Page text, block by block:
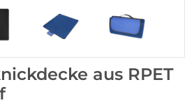
aus RPET